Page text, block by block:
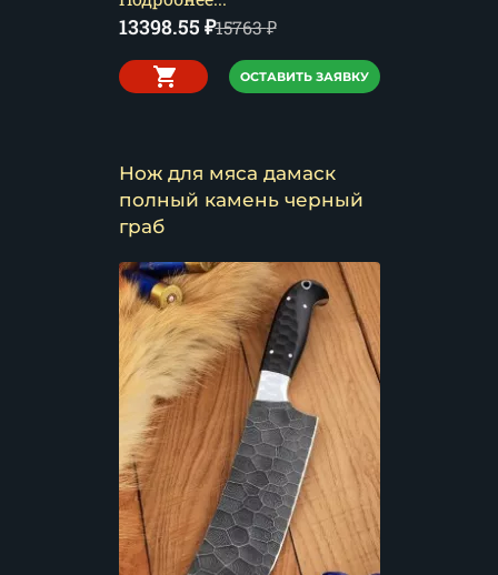
13398.55 ₽15763₽
ОСТАВИТЬ ЗАЯВКУ
Нож для мяса дамаск
полный камень черный
граб